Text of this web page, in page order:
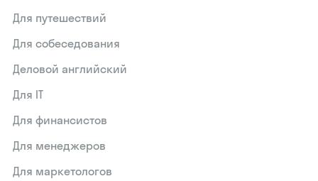
Для путешествий
Для собеседования
Деловой английский
Для IT
Для финансистов
Для менеджеров
Для маркетологов